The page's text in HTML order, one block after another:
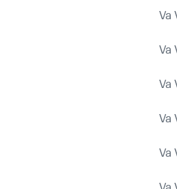
Va
Va
Va
Va
Va